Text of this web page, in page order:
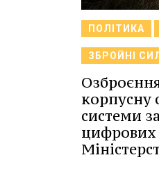
ПОЛІТИКА
ЗБРОЙНІ
корпусну
системи
цифрових